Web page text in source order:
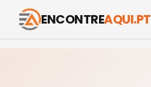
ENCONTREAQUI.PT